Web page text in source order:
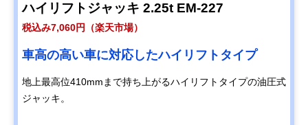
ハイリフトジャッキ 2.25t EM-227
税込み7,060円（楽天市場）
車高の高い車に対応したハイリフトタイプ
地上最高位410mmまで持ち上がるハイリフトタイプの油圧式
ジャッキ。